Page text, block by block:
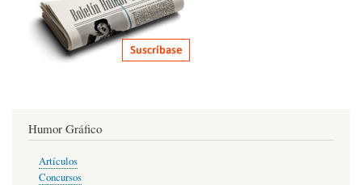
Humor Gráfico
Artículos
Concursos